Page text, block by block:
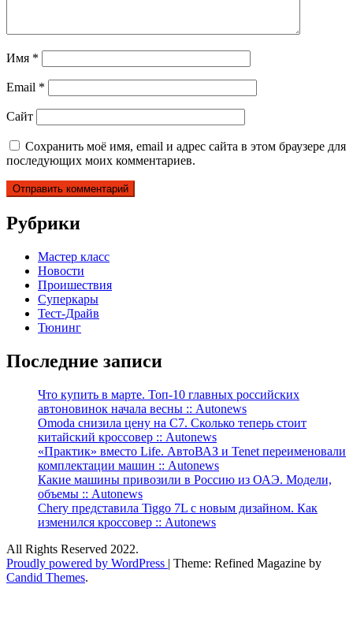
Имя *
Email *
Сайт
Сохранить моё имя, email и адрес сайта в этом браузере для
последующих моих комментариев.
Рубрики
Мастер класс
Новости
Проишествия
Суперкары
Тест-Драйв
Тюнинг
Последние записи
Что купить в марте. Топ-10 главных российских
автоновинок начала весны :: Autonews
Omoda снизила цену на C7. Сколько теперь стоит
китайский кроссовер :: Autonews
«Практик» вместо Life. АвтоВАЗ и Tenet переименовали
комплектации машин :: Autonews
Какие машины привозили в Россию из ОАЭ. Модели,
объемы :: Autonews
Chery представила Tiggo 7L с новым дизайном. Как
изменился кроссовер :: Autonews
All Rights Reserved 2022.
Proudly powered by WordPress | Theme: Refined Magazine by
Candid Themes.